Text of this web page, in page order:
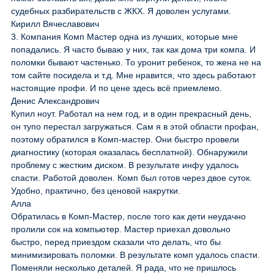
судебных разбирательств с ЖКХ. Я доволен услугами.
Кирилл Вячеславович
3. Компания Комп Мастер одна из лучших, которые мне
попадались. Я часто бываю у них, так как дома три компа. И
поломки бывают частенько. То уронит ребенок, то жена не на
том сайте посидела и т.д. Мне нравится, что здесь работают
настоящие профи. И по цене здесь всё приемлемо.
Денис Александрович
Купил ноут. Работал на нем год, и в один прекрасный день,
он тупо перестал загружаться. Сам я в этой области профан,
поэтому обратился в Комп-мастер. Они быстро провели
диагностику (которая оказалась бесплатной). Обнаружили
проблему с жестким диском. В результате инфу удалось
спасти. Работой доволен. Комп был готов через двое суток.
Удобно, практично, без ценовой накрутки.
Алла
Обратилась в Комп-Мастер, после того как дети неудачно
пролили сок на компьютер. Мастер приехал довольно
быстро, перед приездом сказали что делать, что бы
минимизировать поломки. В результате комп удалось спасти.
Поменяли несколько деталей. Я рада, что не пришлось